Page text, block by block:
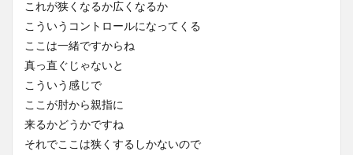
これが狭くなるか広くなるか
こういうコントロールになってくる
ここは一緒ですからね
真っ直ぐじゃないと
こういう感じで
ここが肘から親指に
来るかどうかですね
それでここは狭くするしかないので